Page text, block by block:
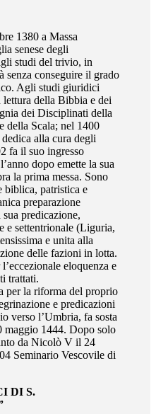
1380 a Massa
senese degli
studi del trivio, in
senza conseguire il grado
Agli studi giuridici
della Bibbia e dei
dei Disciplinati della
della Scala; nel 1400
alla cura degli
fa il suo ingresso
dopo emette la sua
la prima messa. Sono
biblica, patristica e
preparazione
predicazione,
e settentrionale (Liguria,
e unita alla
delle fazioni in lotta.
eloquenza e
trattati.
per la riforma del proprio
e predicazioni
verso l’Umbria, fa sosta
maggio 1444. Dopo solo
da Nicolò V il 24
Seminario Vescovile di
DI S.